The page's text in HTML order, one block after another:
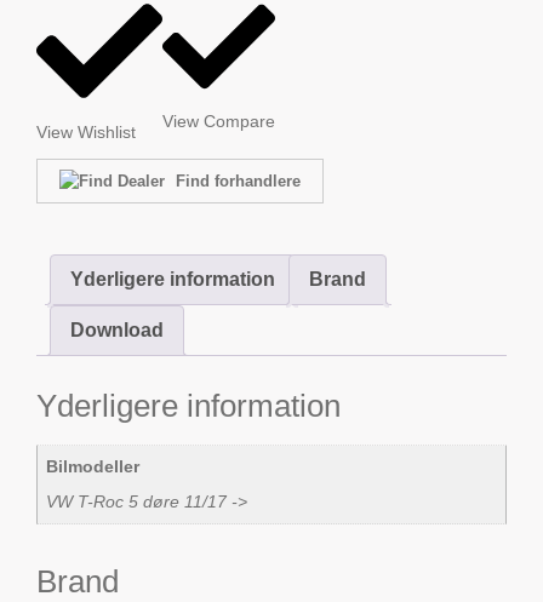
View Wishlist
View Compare
Find forhandlere
Yderligere information Brand
Download
Yderligere information
Bilmodeller
VW T-Roc 5 døre 11/17 ->
Brand